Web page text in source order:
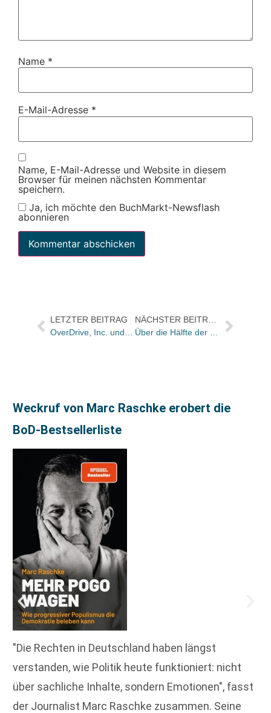
Name *
E-Mail-Adresse *
Name, E-Mail-Adresse und Website in diesem
Browser für meinen nächsten Kommentar
speichern.
Ja, ich möchte den BuchMarkt-Newsflash
abonnieren
LETZTER BEITRAG
Weckruf von Marc Raschke erobert die
BoD-Bestsellerliste
"Die Rechten in Deutschland haben längst
verstanden, wie Politik heute funktioniert: nicht
über sachliche Inhalte, sondern Emotionen", fasst
der Journalist Marc Raschke zusammen. Seine